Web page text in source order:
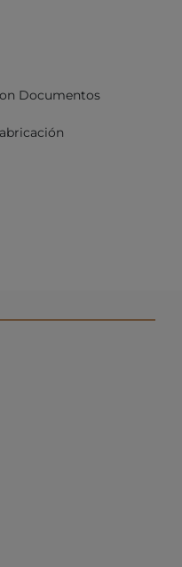
Documentos